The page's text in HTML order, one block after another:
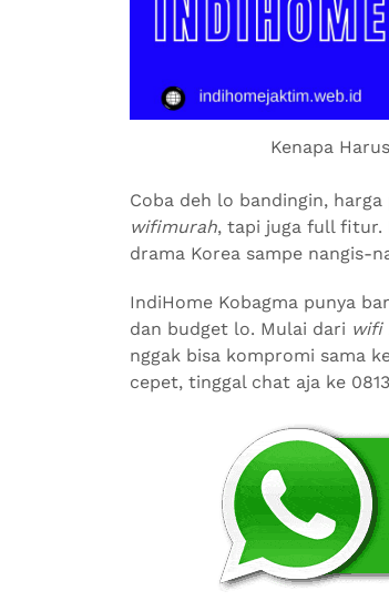
Kenapa
Coba deh lo bandingin,
wifimurah, tapi juga full fitur.
drama Korea sampe nangis-
IndiHome Kobagma punya
dan budget lo. Mulai dari wifi
nggak bisa kompromi sama
cepet, tinggal chat aja ke